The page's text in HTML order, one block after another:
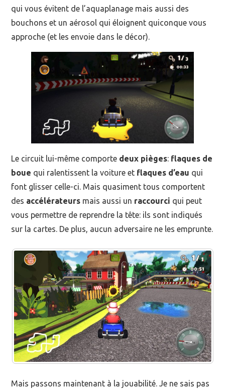
qui vous évitent de l’aquaplanage mais aussi des
bouchons et un aérosol qui éloignent quiconque vous
approche (et les envoie dans le décor).
Le circuit lui-même comporte deux pièges: flaques de
boue qui ralentissent la voiture et flaques d’eau qui
font glisser celle-ci. Mais quasiment tous comportent
des accélérateurs mais aussi un raccourci qui peut
vous permettre de reprendre la tête: ils sont indiqués
sur la cartes. De plus, aucun adversaire ne les emprunte.
Mais passons maintenant à la jouabilité. Je ne sais pas